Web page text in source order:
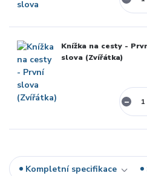
Knížka na cesty -
slova (Zvířátka)
Kompletní specifikace